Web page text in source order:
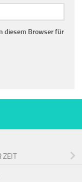
diesem Browser für
ZEIT